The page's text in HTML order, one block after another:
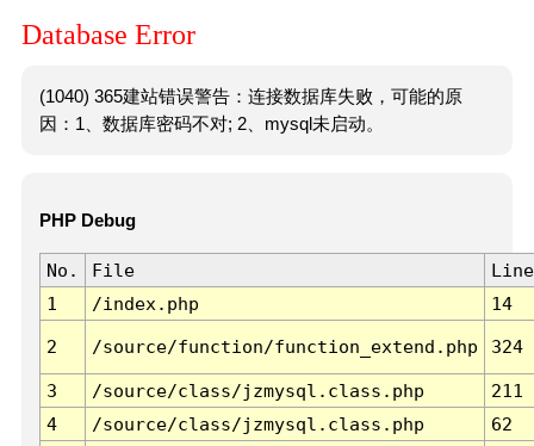
Database Error
(1040) 365建站错误警告：连接数据库失败，可能的原
因：1、数据库密码不对; 2、mysql未启动。
PHP Debug
No. File
Line
1
/index.php 14
2 /source/function/function_extend.php 324
3 /source/class/jzmysql.class.php
211
4
/source/class/jzmysql.class.php
62